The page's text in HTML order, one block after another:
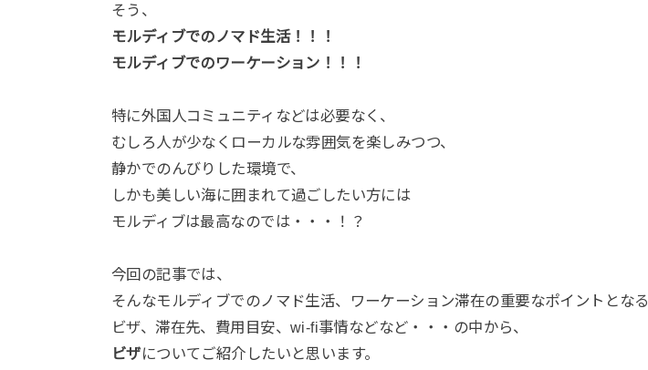
そう、
モルディブでのノマド生活！！！
モルディブでのワーケーション！！！
特に外国人コミュニティなどは必要なく、
むしろ人が少なくローカルな雰囲気を楽しみつつ、
静かでのんびりした環境で、
しかも美しい海に囲まれて過ごしたい方には
モルディブは最高なのでは・・・！？
今回の記事では、
そんなモルディブでのノマド生活、ワーケーション滞在の重要なポイントとなる
ビザ、滞在先、費用目安、wi-fi事情などなど・・・の中から、
ビザについてご紹介したいと思います。